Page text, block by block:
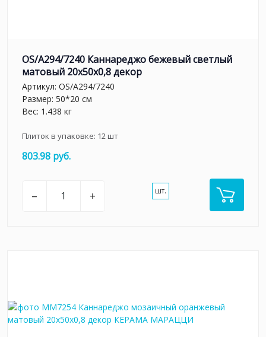
OS/A294/7240 Каннареджо бежевый светлый
матовый 20x50x0,8 декор
Артикул: OS/A294/7240
Размер: 50*20 см
Вес: 1.438 кг
Плиток в упаковке: 12шт
803.98 руб.
– + шт.